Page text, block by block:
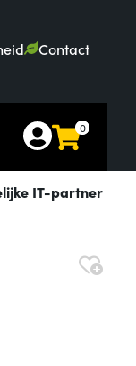
Contact
0
IT-partner